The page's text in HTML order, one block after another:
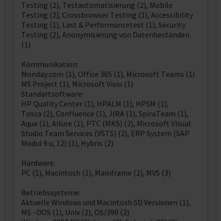
Testing (2), Testautomatisierung (2), Mobile
Testing (2), Crossbrowser Testing (1), Accessibility
Testing (1), Last & Performancetest (1), Security
Testing (2), Anonymisierung von Datenbeständen
(1)
Kommunikation:
Monday.com (1), Office 365 (1), Microsoft Teams (1)
MS Project (1), Microsoft Visio (1)
Standartsoftware:
HP Quality Center (1), HPALM (1), HPSM (1),
Tosca (2), Confluence (1), JIRA (1), SpiraTeam (1),
Aqua (1), Allure (1), PTC (MKS) (2), Microsoft Visual
Studio Team Services (VSTS) (2), ERP System (SAP
Modul 9 u, 12) (1), Hybris (2)
Hardware:
PC (1), Macintosh (1), Mainframe (2), MVS (3)
Betriebssysteme:
Aktuelle Windows und Macintosh SD Versionen (1),
MS –DOS (1), Unix (2), OS/390 (2)